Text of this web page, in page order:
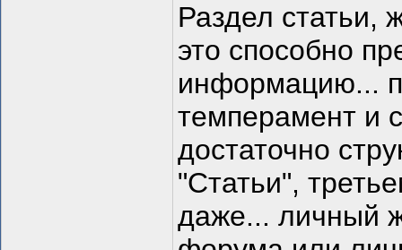
Раздел статьи,
это способно
информацию...
темперамент и
достаточно
"Статьи",
даже... личный